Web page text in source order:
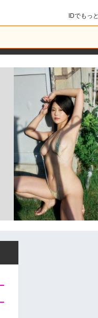
IDでもっ